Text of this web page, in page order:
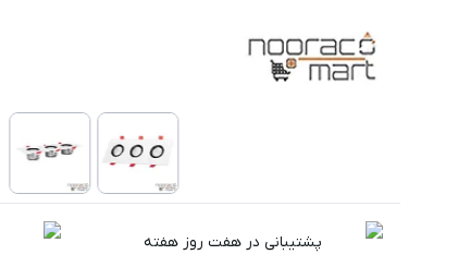
پشتیبانی در هفت روز هفته